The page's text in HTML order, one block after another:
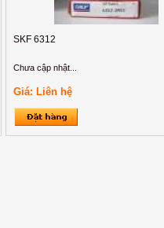
SKF 6312
Chưa cập nhật...
Giá: Liên hệ